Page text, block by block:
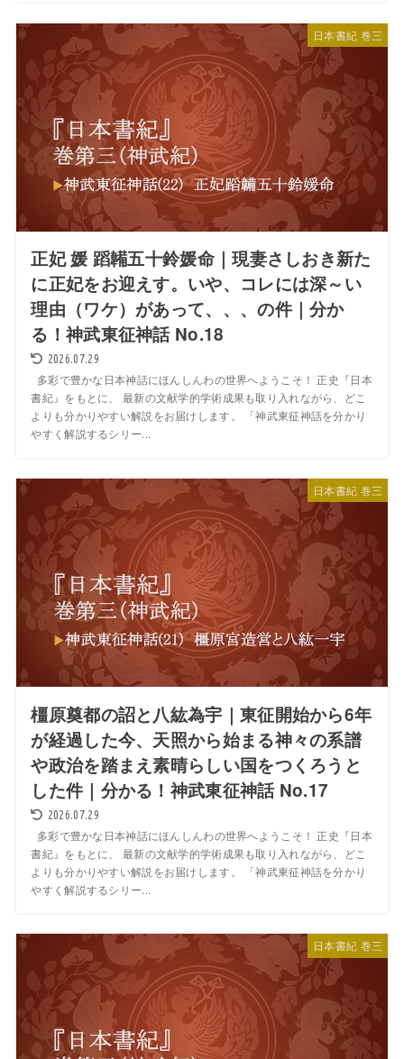
日本書紀 巻三
正妃 媛 蹈韛五十鈴媛命｜現妻さしおき新た
に正妃をお迎えす。いや、コレには深～い
理由（ワケ）があって、、、の件｜分か
る！神武東征神話 No.18
2026.07.29
多彩で豊かな日本神話にほんしんわの世界へようこそ！ 正史『日本
書紀』をもとに、 最新の文献学的学術成果も取り入れながら、どこ
よりも分かりやすい解説をお届けします。 「神武東征神話を分かり
やすく解説するシリー...
日本書紀 巻三
橿原奠都の詔と八紘為宇｜東征開始から6年
が経過した今、天照から始まる神々の系譜
や政治を踏まえ素晴らしい国をつくろうと
した件｜分かる！神武東征神話 No.17
2026.07.29
多彩で豊かな日本神話にほんしんわの世界へようこそ！ 正史『日本
書紀』をもとに、 最新の文献学的学術成果も取り入れながら、どこ
よりも分かりやすい解説をお届けします。 「神武東征神話を分かり
やすく解説するシリー...
日本書紀 巻三